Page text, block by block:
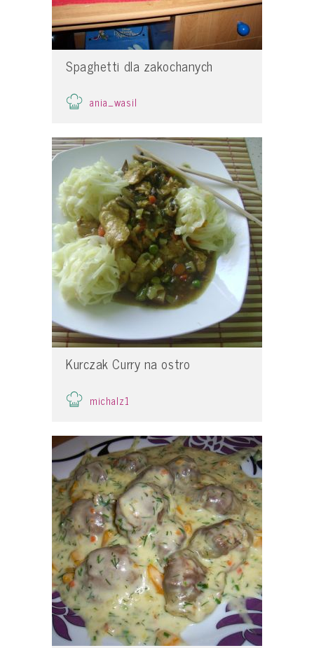
Spaghetti dla zakochanych
ania_wasil
Kurczak Curry na ostro
michalz1